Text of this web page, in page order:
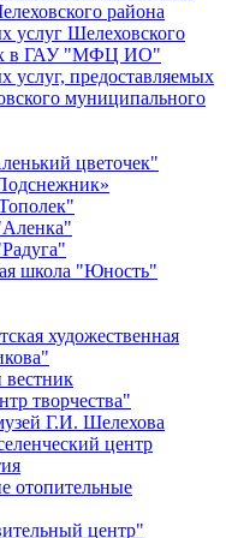
района
услуг Шелеховского
в ГАУ "МФЦ ИО"
услуг, предоставляемых
муниципального
цветочек"
школа "Юность"
художественная
творчества"
Г.И. Шелехова
центр
отопительные
центр"